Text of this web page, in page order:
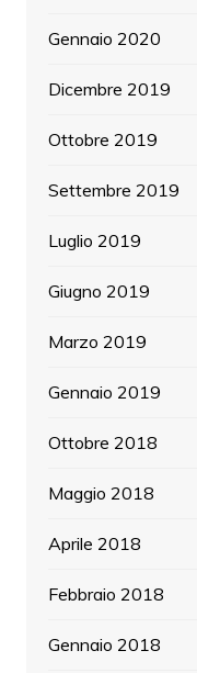
Gennaio 2020
Dicembre 2019
Ottobre 2019
Settembre 2019
Luglio 2019
Giugno 2019
Marzo 2019
Gennaio 2019
Ottobre 2018
Maggio 2018
Aprile 2018
Febbraio 2018
Gennaio 2018